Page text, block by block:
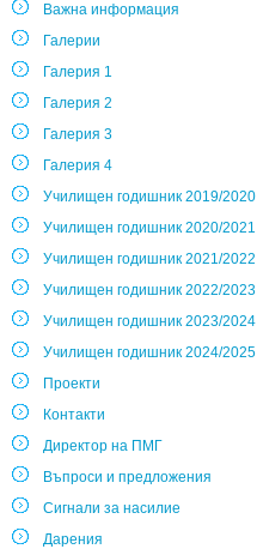
Важна информация
Галерии
Галерия 1
Галерия 2
Галерия 3
Галерия 4
Училищен годишник 2019/2020
Училищен годишник 2020/2021
Училищен годишник 2021/2022
Училищен годишник 2022/2023
Училищен годишник 2023/2024
Училищен годишник 2024/2025
Проекти
Контакти
Директор на ПМГ
Въпроси и предложения
Сигнали за насилие
Дарения